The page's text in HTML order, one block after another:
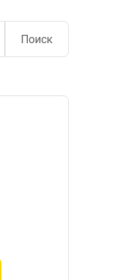
Поиск